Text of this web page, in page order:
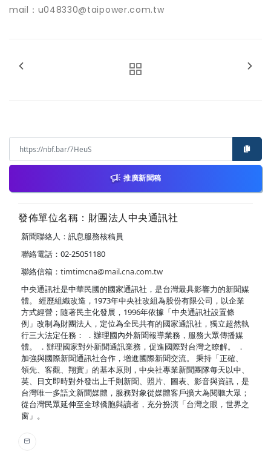
mail：u048330@taipower.com.tw
推廣新聞稿
發佈單位名稱：財團法人中央通訊社
新聞聯絡人：訊息服務核稿員
聯絡電話：02-25051180
聯絡信箱： timtimcna@mail.cna.com.tw
中央通訊社是中華民國的國家通訊社，是台灣最具影響力的新聞媒
體。 經歷組織改造，1973年中央社改組為股份有限公司，以企業
方式經營；隨著民主化發展，1996年依據「中央通訊社設置條
例」改制為財團法人，定位為全民共有的國家通訊社，獨立超然執
行三大法定任務： ．辦理國內外新聞報導業務，服務大眾傳播媒
體。 ．辦理國家對外新聞通訊業務，促進國際對台灣之瞭解。 ．
加強與國際新聞通訊社合作，增進國際新聞交流。 秉持「正確、
領先、客觀、翔實」的基本原則，中央社專業新聞團隊每天以中、
英、日文即時對外發出上千則新聞、照片、圖表、影音與資訊，是
台灣唯一多語文新聞媒體，服務對象從媒體客戶擴大為閱聽大眾；
從台灣民眾延伸至全球僑胞與讀者，充分扮演「台灣之眼，世界之
窗」。